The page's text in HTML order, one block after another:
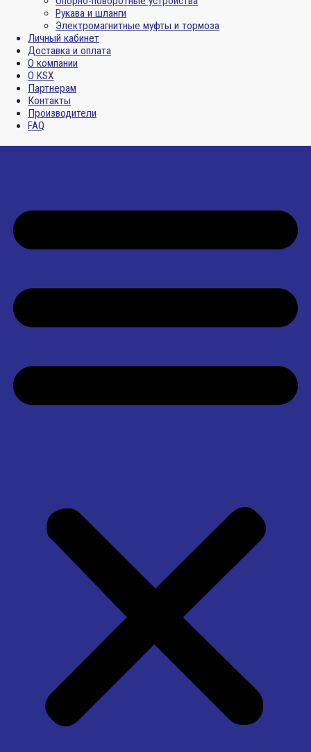
Рукава и шланги
Электромагнитные муфты и тормоза
Личный кабинет
Доставка и оплата
О компании
О KSX
Партнерам
Контакты
Производители
FAQ